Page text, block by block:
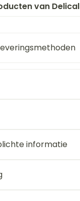
van Delical
informatie